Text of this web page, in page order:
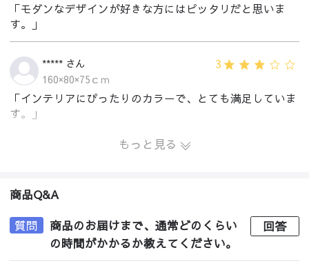
「モダンなデザインが好きな方にはピッタリだと思いま
す。」
***** さん 3
160×80×75ｃｍ
「インテリアにぴったりのカラーで、とても満足していま
す。」
もっと見る
商品Q&A
質問
商品のお届けまで、通常どのくらい
の時間がかかるか教えてください。
回答